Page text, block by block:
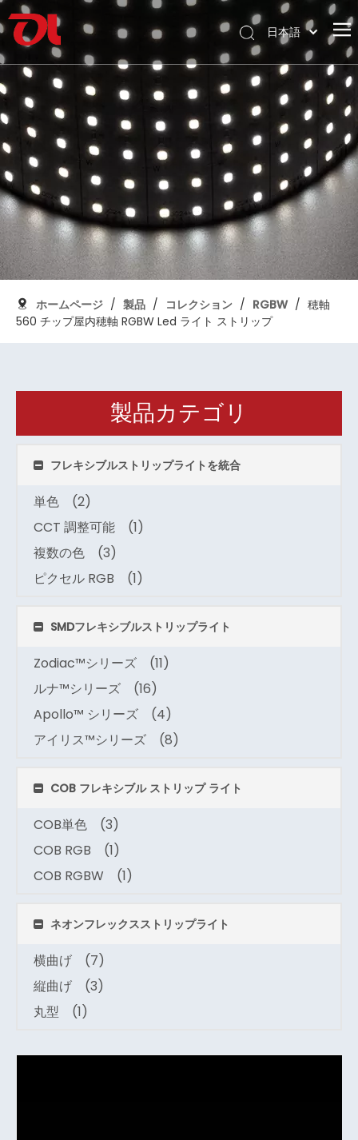
ホームページ
私たちに関しては
製品
応用
サポート
ダウンロード
ブログ
コンタクト
日本語
العربية
Français
Pусский
Español
Português
Deutsch
Italiano
한국어
Nederlands
ホームページ / 製品 / コレクション / RGBW / 穂軸
560 チップ屋内穂軸 RGBW Led ライト ストリップ
製品カテゴリ
フレキシブルストリップライトを統合
単色
(2)
CCT 調整可能
(1)
複数の色
(3)
ピクセル RGB
(1)
SMDフレキシブルストリップライト
Zodiac™シリーズ
(11)
ルナ™シリーズ
(16)
Apollo™ シリーズ
(4)
アイリス™シリーズ
(8)
COB フレキシブル ストリップ ライト
COB単色
(3)
COB RGB
(1)
COB RGBW
(1)
ネオンフレックスストリップライト
横曲げ
(7)
縦曲げ
(3)
丸型
(1)